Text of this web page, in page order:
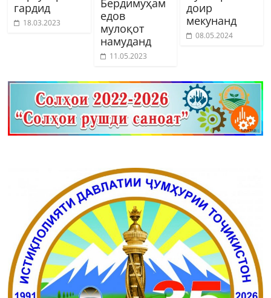
гардид
18.03.2023
едов
мулоқот
намуданд
11.05.2023
доир
мекунанд
08.05.2024